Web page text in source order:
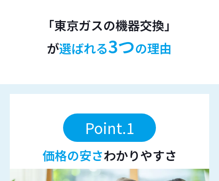
「東京ガスの機器交換」
が選ばれる3つの理由
Point.1
価格の安さわかりやすさ